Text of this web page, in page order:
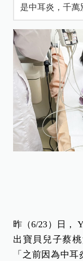
是中耳炎，千萬
昨（6/23）日，
出寶貝兒子蔡
「之前因為中